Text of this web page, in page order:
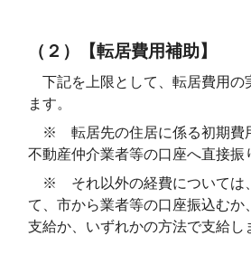
（２）【転居費用補助】
下記を上限として、転居費用の
ます。
※ 転居先の住居に係る初期費
不動産仲介業者等の口座へ直接振
※ それ以外の経費については
て、市から業者等の口座振込むか
支給か、いずれかの方法で支給し